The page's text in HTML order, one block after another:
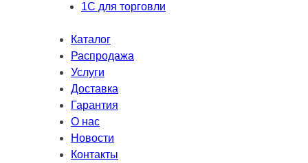
1С для торговли
Каталог
Распродажа
Услуги
Доставка
Гарантия
О нас
Новости
Контакты